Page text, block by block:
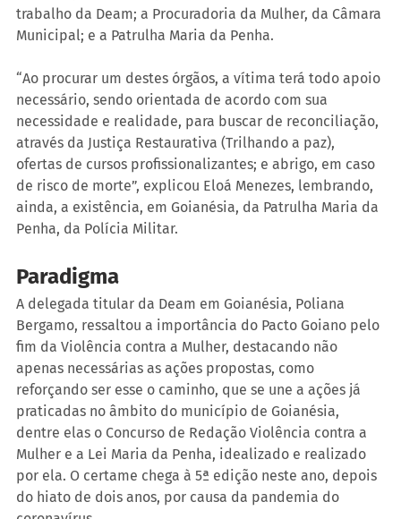
trabalho da Deam; a Procuradoria da Mulher, da Câmara
Municipal; e a Patrulha Maria da Penha.
“Ao procurar um destes órgãos, a vítima terá todo apoio
necessário, sendo orientada de acordo com sua
necessidade e realidade, para buscar de reconciliação,
através da Justiça Restaurativa (Trilhando a paz),
ofertas de cursos profissionalizantes; e abrigo, em caso
de risco de morte”, explicou Eloá Menezes, lembrando,
ainda, a existência, em Goianésia, da Patrulha Maria da
Penha, da Polícia Militar.
Paradigma
A delegada titular da Deam em Goianésia, Poliana
Bergamo, ressaltou a importância do Pacto Goiano pelo
fim da Violência contra a Mulher, destacando não
apenas necessárias as ações propostas, como
reforçando ser esse o caminho, que se une a ações já
praticadas no âmbito do município de Goianésia,
dentre elas o Concurso de Redação Violência contra a
Mulher e a Lei Maria da Penha, idealizado e realizado
por ela. O certame chega à 5ª edição neste ano, depois
do hiato de dois anos, por causa da pandemia do